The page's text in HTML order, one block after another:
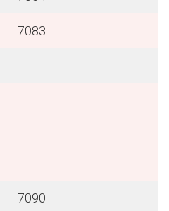
7083
7090